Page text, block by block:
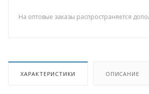
На оптовые заказы распространяется
ХАРАКТЕРИСТИКИ ОПИСАНИЕ